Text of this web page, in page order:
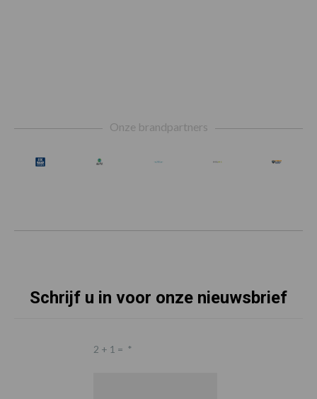
Onze brandpartners
Schrijf u in voor onze nieuwsbrief
2 + 1 = *